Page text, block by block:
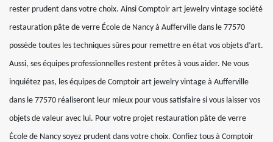
rester prudent dans votre choix. Ainsi Comptoir art jewelry vintage société
restauration pâte de verre École de Nancy à Aufferville dans le 77570
possède toutes les techniques sûres pour remettre en état vos objets d’art.
Aussi, ses équipes professionnelles restent prêtes à vous aider. Ne vous
inquiétez pas, les équipes de Comptoir art jewelry vintage à Aufferville
dans le 77570 réaliseront leur mieux pour vous satisfaire si vous laisser vos
objets de valeur avec lui. Pour votre projet restauration pâte de verre
École de Nancy soyez prudent dans votre choix. Confiez tous à Comptoir